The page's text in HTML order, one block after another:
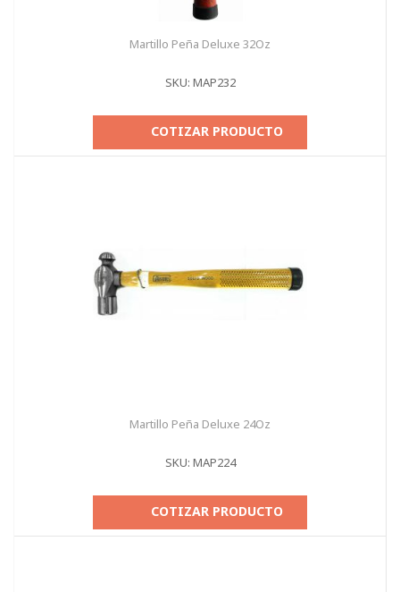
Martillo Peña Deluxe 32Oz
SKU: MAP232
COTIZAR PRODUCTO
Martillo Peña Deluxe 24Oz
SKU: MAP224
COTIZAR PRODUCTO